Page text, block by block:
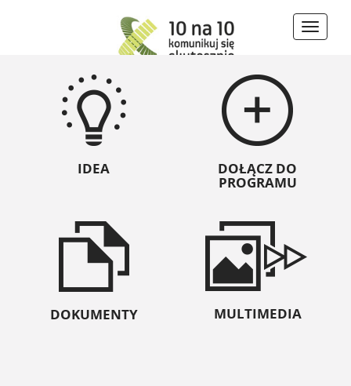
Toggle
IDEA DOŁĄCZ DO
PROGRAMU
DOKUMENTY MULTIMEDIA
Konferencja
Relacje